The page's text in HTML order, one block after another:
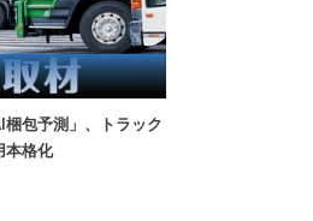
梱包予測」、トラック
本格化